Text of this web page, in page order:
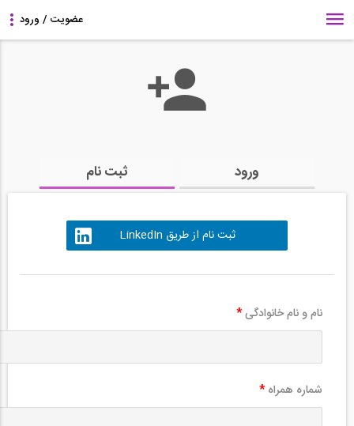
ورود ثبت نام
ثبت نام از طریق LinkedIn
نام و نام خانوادگی*
شماره همراه *